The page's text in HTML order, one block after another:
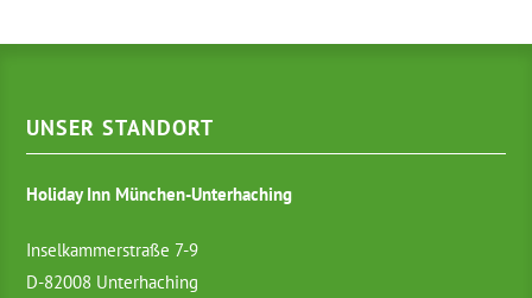
UNSER STANDORT
Holiday Inn München-Unterhaching
Inselkammerstraße 7-9
D-82008 Unterhaching